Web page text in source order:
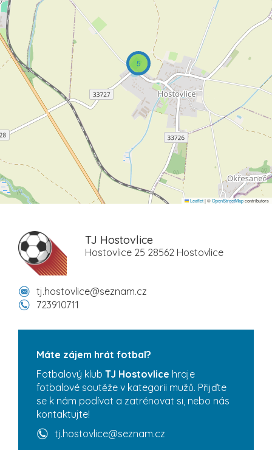
5
Leaflet|©OpenStreetMapcontributors
TJ Hostovlice
Hostovlice 25 28562 Hostovlice
tj.hostovlice@seznam.cz
723910711
Máte zájem hrát fotbal?
Fotbalový klub TJ Hostovlice hraje
fotbalové soutěže v kategorii mužů. Přijďte
se k nám podívat a zatrénovat si, nebo nás
kontaktujte!
tj.hostovlice@seznam.cz